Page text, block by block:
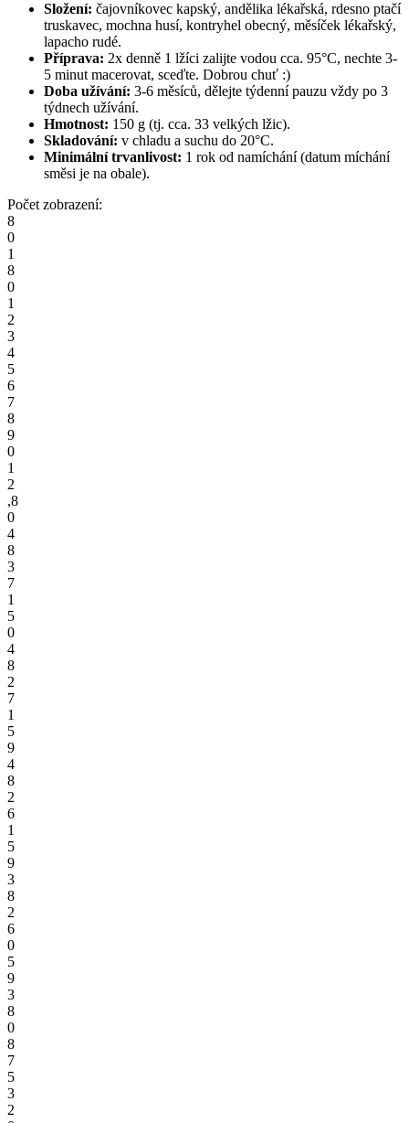
Složení: čajovníkovec kapský, andělika lékařská, rdesno ptačí
truskavec, mochna husí, kontryhel obecný, měsíček lékařský,
lapacho rudé.
Příprava: 2x denně 1 lžíci zalijte vodou cca. 95°C, nechte 3-
5 minut macerovat, sceďte. Dobrou chuť :)
Doba užívání: 3-6 měsíců, dělejte týdenní pauzu vždy po 3
týdnech užívání.
Hmotnost: 150 g (tj. cca. 33 velkých lžic).
Skladování: v chladu a suchu do 20°C.
Minimální trvanlivost: 1 rok od namíchání (datum míchání
směsi je na obale).
Počet zobrazení:
8
0
1
8
0
1
2
3
4
5
6
7
8
9
0
1
2
,8
0
4
8
3
7
1
5
0
4
8
2
7
1
5
9
4
8
2
6
1
5
9
3
8
2
6
0
5
9
3
8
0
8
7
5
3
2